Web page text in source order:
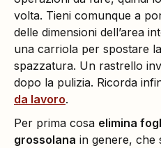
volta. Tieni comunque a
delle dimensioni dell’area
una carriola per spostare
spazzatura. Un rastrello
dopo la pulizia. Ricorda
da lavoro.
Per prima cosa elimina
grossolana in genere, che